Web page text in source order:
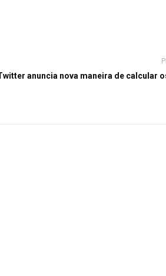
anuncia nova maneira de calcular